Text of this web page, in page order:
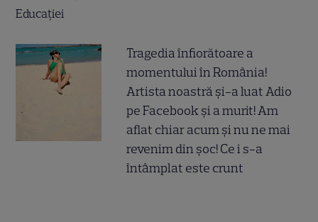
Tragedia înfiorătoare a
momentului în România!
Artista noastră și-a luat Adio
pe Facebook și a murit! Am
aflat chiar acum și nu ne mai
revenim din șoc! Ce i s-a
întâmplat este crunt